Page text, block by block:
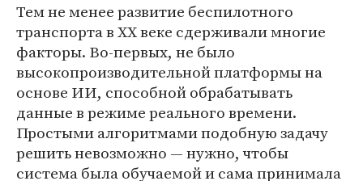
Тем не менее развитие беспилотного
транспорта в XX веке сдерживали многие
факторы. Во-первых, не было
высокопроизводительной платформы на
основе ИИ, способной обрабатывать
данные в режиме реального времени.
Простыми алгоритмами подобную задачу
решить невозможно — нужно, чтобы
система была обучаемой и сама принимала